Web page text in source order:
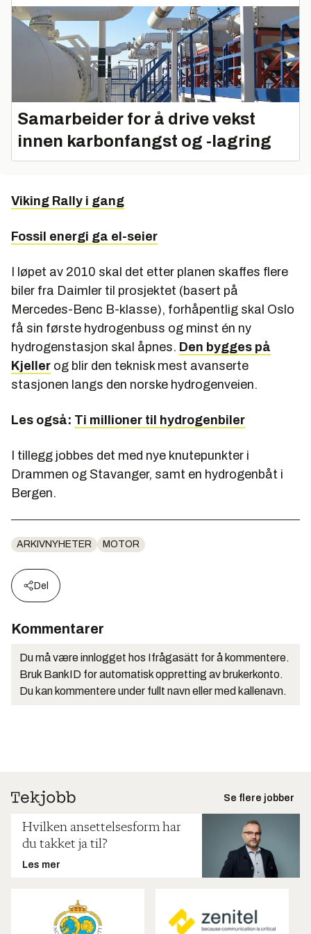
Samarbeider for å drive vekst
innen karbonfangst og -lagring
Viking Rally i gang
Fossil energi ga el-seier
I løpet av 2010 skal det etter planen skaffes flere
biler fra Daimler til prosjektet (basert på
Mercedes-Benc B-klasse), forhåpentlig skal Oslo
få sin første hydrogenbuss og minst én ny
hydrogenstasjon skal åpnes. Den bygges på
Kjeller og blir den teknisk mest avanserte
stasjonen langs den norske hydrogenveien.
Les også: Ti millioner til hydrogenbiler
I tillegg jobbes det med nye knutepunkter i
Drammen og Stavanger, samt en hydrogenbåt i
Bergen.
ARKIVNYHETER MOTOR
Del
Kommentarer
Du må være innlogget hos Ifrågasätt for å kommentere.
Bruk BankID for automatisk oppretting av brukerkonto.
Du kan kommentere under fullt navn eller med kallenavn.
Se flere jobber
Hvilken ansettelsesform har
du takket ja til?
Les mer